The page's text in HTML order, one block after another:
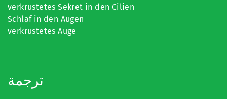
verkrustetes Sekret in den Cilien
Schlaf in den Augen
verkrustetes Auge
ترجمة